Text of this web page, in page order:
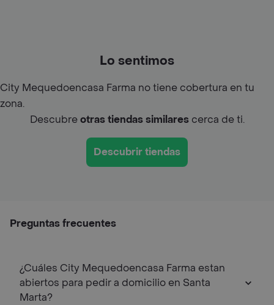
Lo sentimos
City Mequedoencasa Farma no tiene cobertura en tu
zona.
Descubreotras tiendas similarescerca de ti.
Descubrir tiendas
Preguntas frecuentes
¿Cuáles City Mequedoencasa Farma estan
abiertos para pedir a domicilio en Santa
Marta?